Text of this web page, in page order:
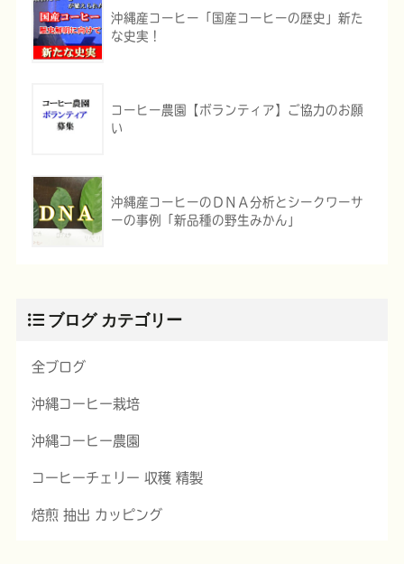
沖縄産コーヒー「国産コーヒーの歴史」新た
な史実！
コーヒー農園【ボランティア】ご協力のお願
い
沖縄産コーヒーのＤＮＡ分析とシークワーサ
ーの事例「新品種の野生みかん」
ブログ カテゴリー
全ブログ
沖縄コーヒー栽培
沖縄コーヒー農園
コーヒーチェリー 収穫 精製
焙煎 抽出 カッピング